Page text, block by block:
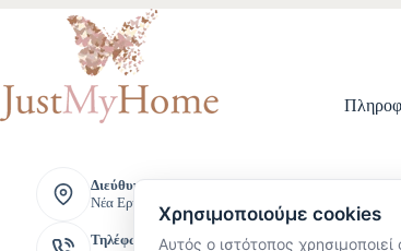
Διεύθυνση:
Νέα Ερυθραία, Ελλάδα
Τηλέφωνο:
Χρησιμοποιούμε cookies
Αυτός ο ιστότοπος